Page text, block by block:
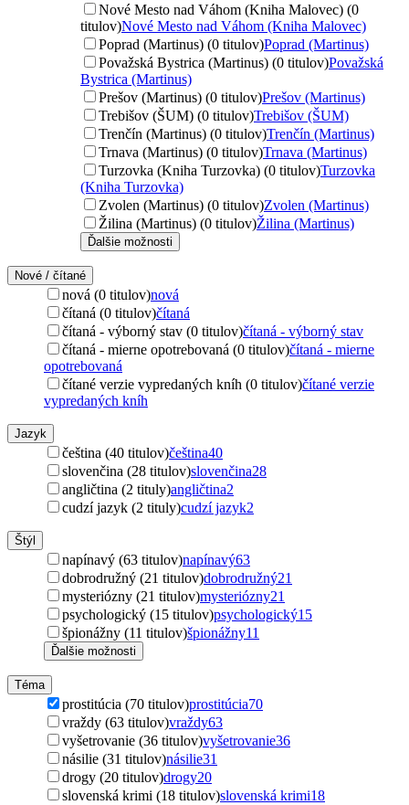
Nové Mesto nad Váhom (Kniha Malovec) (0
titulov)Nové Mesto nad Váhom (Kniha Malovec)
Poprad (Martinus) (0 titulov)Poprad (Martinus)
Považská Bystrica (Martinus) (0 titulov)Považská
Bystrica (Martinus)
Prešov (Martinus) (0 titulov)Prešov (Martinus)
Trebišov (ŠUM) (0 titulov)Trebišov (ŠUM)
Trenčín (Martinus) (0 titulov)Trenčín (Martinus)
Trnava (Martinus) (0 titulov)Trnava (Martinus)
Turzovka (Kniha Turzovka) (0 titulov)Turzovka
(Kniha Turzovka)
Zvolen (Martinus) (0 titulov)Zvolen (Martinus)
Žilina (Martinus) (0 titulov)Žilina (Martinus)
Ďalšie možnosti
Nové / čítané
nová (0 titulov)nová
čítaná (0 titulov)čítaná
čítaná - výborný stav (0 titulov)čítaná - výborný stav
čítaná - mierne opotrebovaná (0 titulov)čítaná - mierne
opotrebovaná
čítané verzie vypredaných kníh (0 titulov)čítané verzie
vypredaných kníh
Jazyk
čeština (40 titulov)čeština40
slovenčina (28 titulov)slovenčina28
angličtina (2 tituly)angličtina2
cudzí jazyk (2 tituly)cudzí jazyk2
Štýl
napínavý (63 titulov)napínavý63
dobrodružný (21 titulov)dobrodružný21
mysteriózny (21 titulov)mysteriózny21
psychologický (15 titulov)psychologický15
špionážny (11 titulov)špionážny11
Ďalšie možnosti
Téma
prostitúcia (70 titulov)prostitúcia70
vraždy (63 titulov)vraždy63
vyšetrovanie (36 titulov)vyšetrovanie36
násilie (31 titulov)násilie31
drogy (20 titulov)drogy20
slovenská krimi (18 titulov)slovenská krimi18